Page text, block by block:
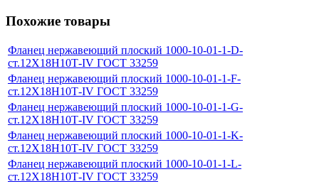
Похожие товары
Фланец нержавеющий плоский 1000-10-01-1-D-
ст.12Х18Н10Т-IV ГОСТ 33259
Фланец нержавеющий плоский 1000-10-01-1-F-
ст.12Х18Н10Т-IV ГОСТ 33259
Фланец нержавеющий плоский 1000-10-01-1-G-
ст.12Х18Н10Т-IV ГОСТ 33259
Фланец нержавеющий плоский 1000-10-01-1-K-
ст.12Х18Н10Т-IV ГОСТ 33259
Фланец нержавеющий плоский 1000-10-01-1-L-
ст.12Х18Н10Т-IV ГОСТ 33259